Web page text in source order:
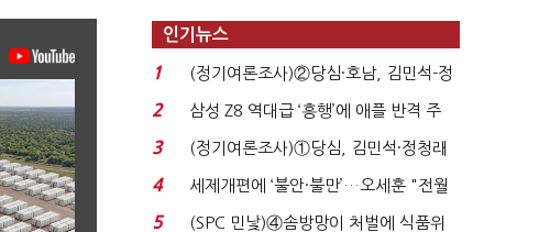
인기뉴스
1
(정기여론조사)②당심·호남, 김민석-정
청래 '초접전'...
2
삼성 Z8 역대급 ‘흥행’에 애플 반격 주
목…9월 ‘폴...
3
(정기여론조사)①당심, 김민석·정청래
'초접전'…대통령 ...
4
세제개편에 ‘불안·불만’…오세훈 "전월
세 구하기 더 ...
5
(SPC 민낯)④솜방망이 처벌에 식품위